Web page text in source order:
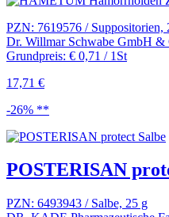
PZN: 7619576 / Suppositorien,
Dr. Willmar Schwabe GmbH &
Grundpreis: € 0,71 / 1St
17,71 €
-26% **
POSTERISAN
PZN: 6493943 / Salbe, 25 g